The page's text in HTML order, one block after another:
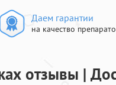
Даем гарантии
на качество
отзывы |